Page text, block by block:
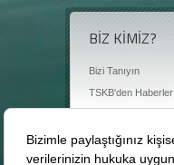
BİZ KİMİZ?
Bizi Tanıyın
TSKB'den Haberler
Basın Odası
Bize Ulaşın